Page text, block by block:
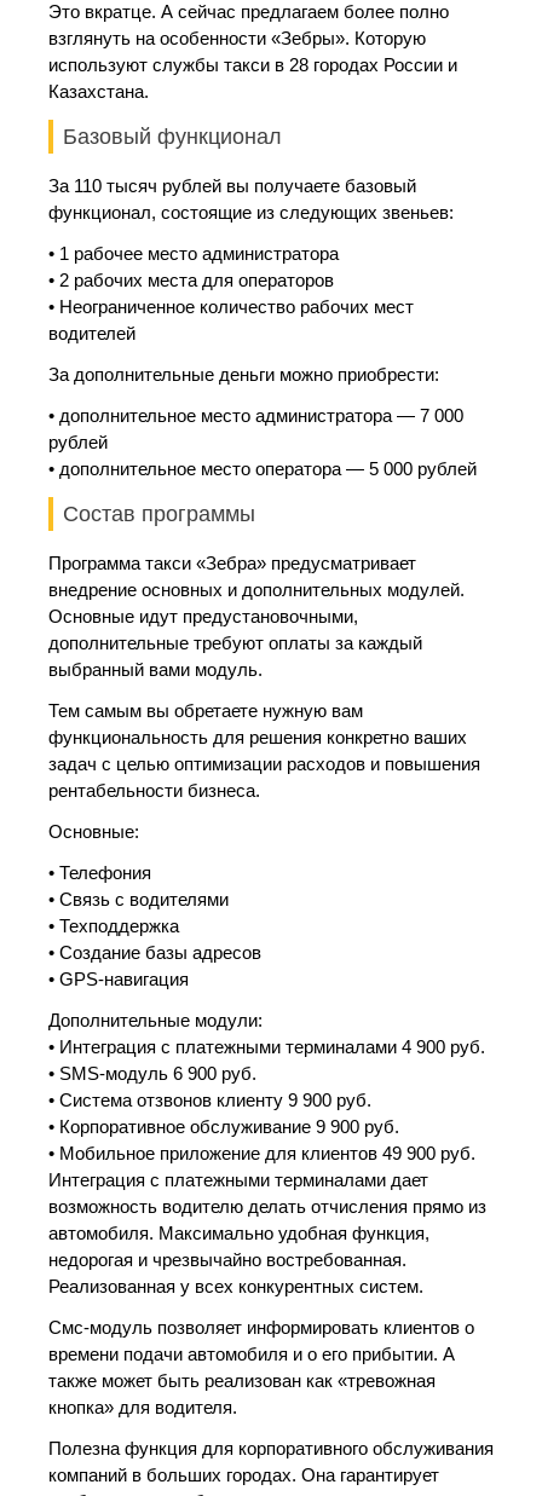
Это вкратце. А сейчас предлагаем более полно
взглянуть на особенности «Зебры». Которую
используют службы такси в 28 городах России и
Казахстана.
Базовый функционал
За 110 тысяч рублей вы получаете базовый
функционал, состоящие из следующих звеньев:
• 1 рабочее место администратора
• 2 рабочих места для операторов
• Неограниченное количество рабочих мест
водителей
За дополнительные деньги можно приобрести:
• дополнительное место администратора — 7 000
рублей
• дополнительное место оператора — 5 000 рублей
Состав программы
Программа такси «Зебра» предусматривает
внедрение основных и дополнительных модулей.
Основные идут предустановочными,
дополнительные требуют оплаты за каждый
выбранный вами модуль.
Тем самым вы обретаете нужную вам
функциональность для решения конкретно ваших
задач с целью оптимизации расходов и повышения
рентабельности бизнеса.
Основные:
• Телефония
• Связь с водителями
• Техподдержка
• Создание базы адресов
• GPS-навигация
Дополнительные модули:
• Интеграция с платежными терминалами 4 900 руб.
• SMS-модуль 6 900 руб.
• Система отзвонов клиенту 9 900 руб.
• Корпоративное обслуживание 9 900 руб.
• Мобильное приложение для клиентов 49 900 руб.
Интеграция с платежными терминалами дает
возможность водителю делать отчисления прямо из
автомобиля. Максимально удобная функция,
недорогая и чрезвычайно востребованная.
Реализованная у всех конкурентных систем.
Смс-модуль позволяет информировать клиентов о
времени подачи автомобиля и о его прибытии. А
также может быть реализован как «тревожная
кнопка» для водителя.
Полезна функция для корпоративного обслуживания
компаний в больших городах. Она гарантирует